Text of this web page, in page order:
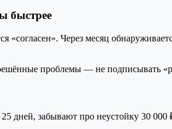
быстрее
Через месяц
проблемы — не подписывать
дней, забывают про неустойку 30 000